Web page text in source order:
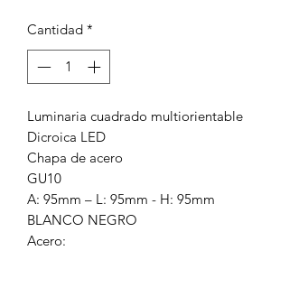
Cantidad *
Luminaria cuadrado multiorientable
Dicroica LED
Chapa de acero
GU10
A: 95mm – L: 95mm - H: 95mm
BLANCO NEGRO
Acero: